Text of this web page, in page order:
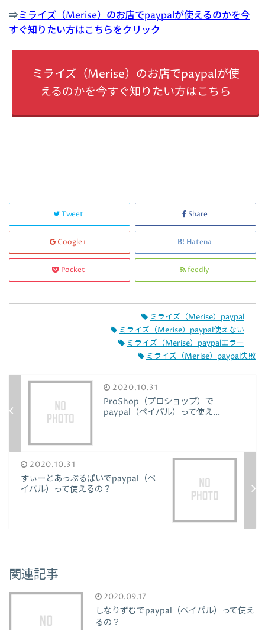
⇒ミライズ（Merise）のお店でpaypalが使えるのかを今
すぐ知りたい方はこちらをクリック
ミライズ（Merise）のお店でpaypalが使
えるのかを今すぐ知りたい方はこちら
Tweet Share
Google+ Hatena
Pocket feedly
ミライズ（Merise）paypal
ミライズ（Merise）paypal使えない
ミライズ（Merise）paypalエラー
ミライズ（Merise）paypal失敗
2020.10.31
ProShop（プロショップ）で
paypal（ペイパル）って使え...
2020.10.31
すぃーとあっぷるぱいでpaypal（ペ
イパル）って使えるの？
関連記事
2020.09.17
しなりずむでpaypal（ペイパル）って使え
るの？